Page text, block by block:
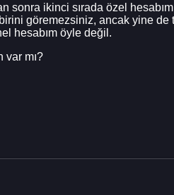
sonra ikinci sırada özel
göremezsiniz, ancak yine de
hesabım öyle değil.
var mı?